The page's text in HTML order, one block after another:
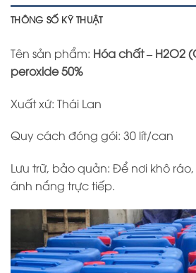
THÔNG SỐ KỸ THUẬT
Tên sản phẩm: Hóa chất – H2O2
peroxide 50%
Xuất xứ: Thái Lan
Quy cách đóng gói: 30 lít/can
Lưu trữ, bảo quản: Để nơi khô
ánh nắng trực tiếp.